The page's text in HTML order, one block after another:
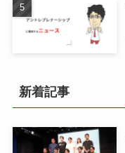
新着記事